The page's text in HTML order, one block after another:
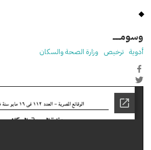
وسومـــــ
أدوية ترخيص وزارة الصحة والسكان